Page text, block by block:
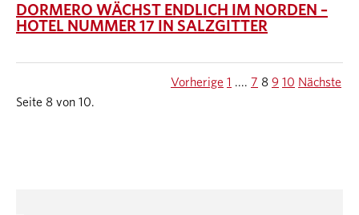
DORMERO WÄCHST ENDLICH IM NORDEN –
HOTEL NUMMER 17 IN SALZGITTER
Seite 8 von 10.
Vorherige 1 .... 7 8 9 10 Nächste